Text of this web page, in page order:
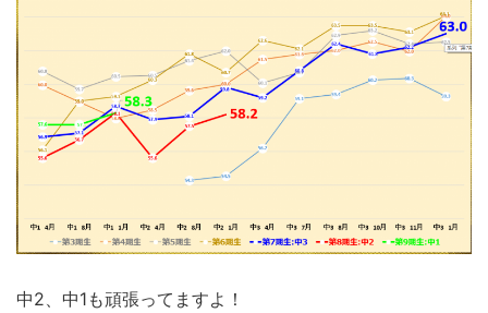
中2、中1も頑張ってますよ！